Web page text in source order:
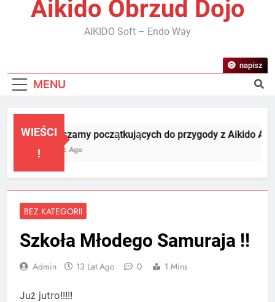
Aikido Obrzud Dojo
AIKIDO Soft – Endo Way
MENU
napisz
WIEŚCI
!
Zapraszamy początkujących do przygody z Aikido
1 Miesiąc Ago
BEZ KATEGORII
Szkoła Młodego Samuraja !!
Admin 13 Lat Ago 0 1 Mins
Już jutro!!!!!